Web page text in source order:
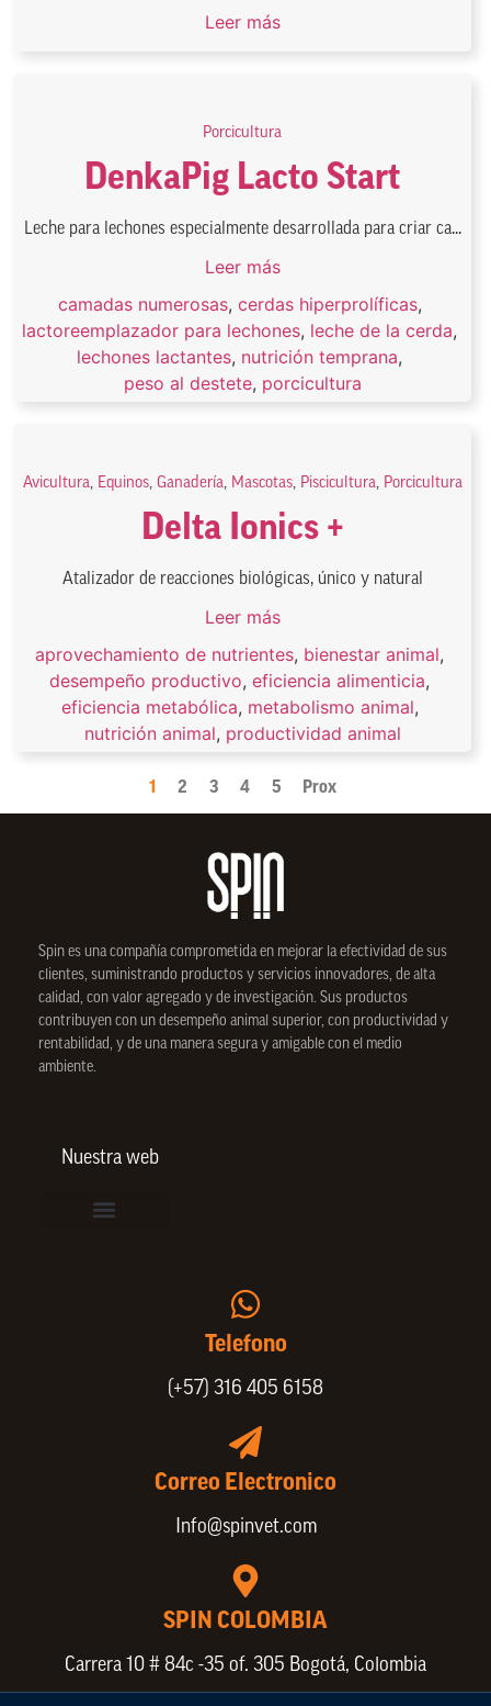
Leer más
Porcicultura
DenkaPig Lacto Start
Leche para lechones especialmente desarrollada para criar ca...
Leer más
camadas numerosas, cerdas hiperprolíficas,
lactoreemplazador para lechones, leche de la cerda,
lechones lactantes, nutrición temprana,
peso al destete, porcicultura
Avicultura, Equinos, Ganadería, Mascotas, Piscicultura, Porcicultura
Delta Ionics +
Atalizador de reacciones biológicas, único y natural
Leer más
aprovechamiento de nutrientes, bienestar animal,
desempeño productivo, eficiencia alimenticia,
eficiencia metabólica, metabolismo animal,
nutrición animal, productividad animal
1 2 3 4 5 Prox
Spin es una compañía comprometida en mejorar la efectividad de sus
clientes, suministrando productos y servicios innovadores, de alta
calidad, con valor agregado y de investigación. Sus productos
contribuyen con un desempeño animal superior, con productividad y
rentabilidad, y de una manera segura y amigable con el medio
ambiente.
Nuestra web
Telefono
(+57) 316 405 6158
Correo Electronico
Info@spinvet.com
SPIN COLOMBIA
Carrera 10 # 84c -35 of. 305 Bogotá, Colombia